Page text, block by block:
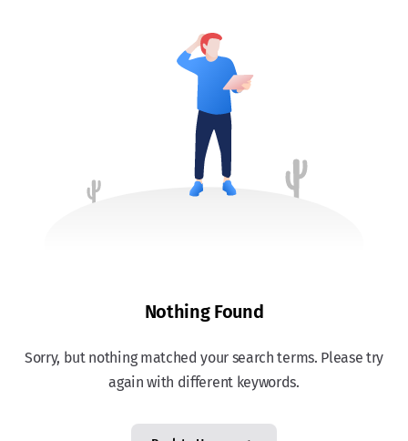
Nothing Found
Sorry, but nothing matched your search terms. Please try
again with different keywords.